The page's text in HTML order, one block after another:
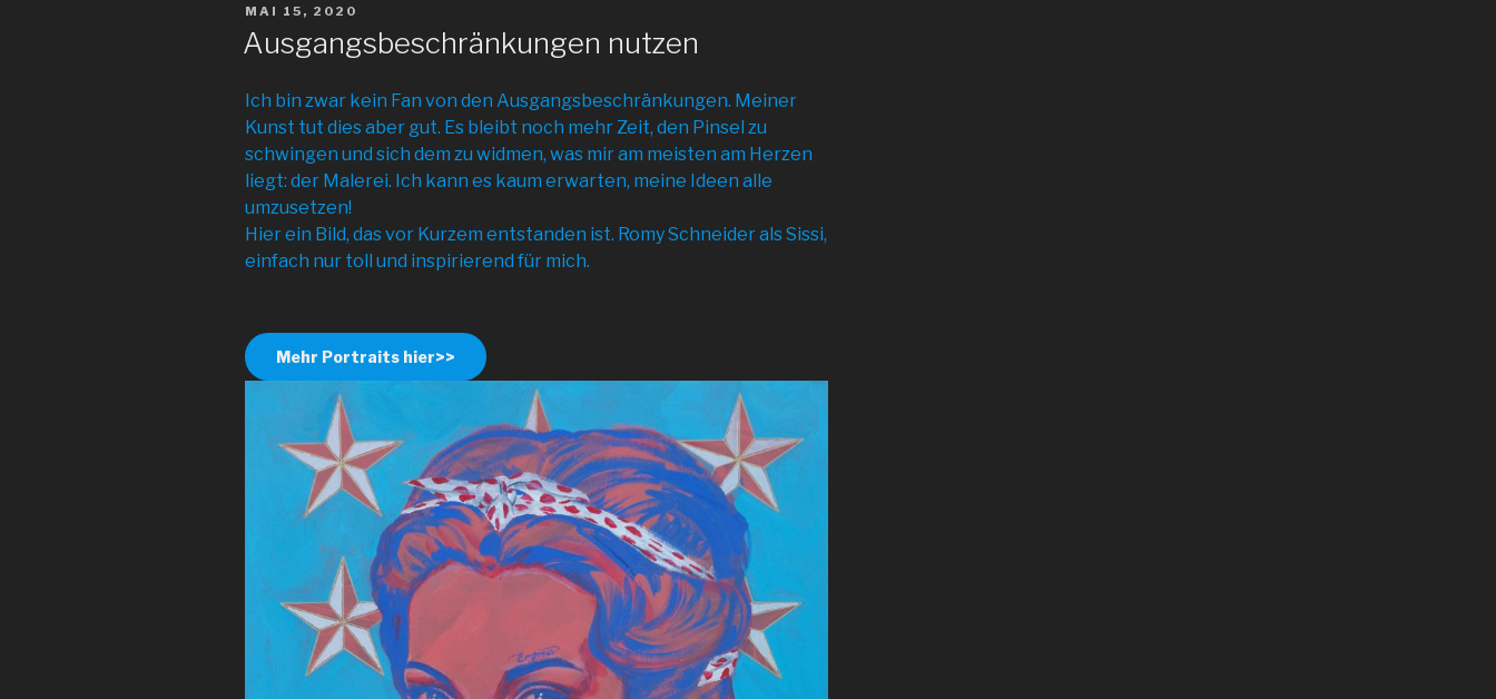
VERÖFFENTLICHT
MAI 15, 2020
Ausgangsbeschränkungen nutzen
Ich bin zwar kein Fan von den Ausgangsbeschränkungen. Meiner
Kunst tut dies aber gut. Es bleibt noch mehr Zeit, den Pinsel zu
schwingen und sich dem zu widmen, was mir am meisten am Herzen
liegt: der Malerei. Ich kann es kaum erwarten, meine Ideen alle
umzusetzen!
Hier ein Bild, das vor Kurzem entstanden ist. Romy Schneider als Sissi,
einfach nur toll und inspirierend für mich.
Mehr Portraits hier>>